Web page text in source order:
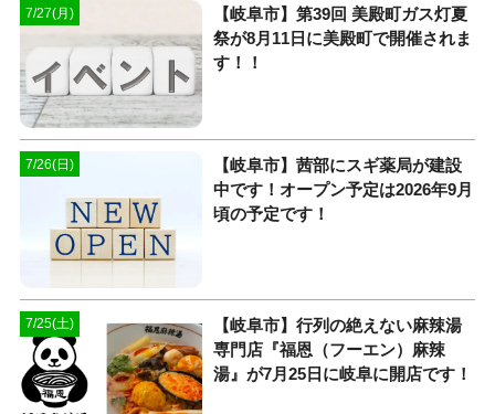
7/27(月)
【岐阜市】第39回 美殿町ガス灯夏
祭が8月11日に美殿町で開催されま
す！！
7/26(日)
【岐阜市】茜部にスギ薬局が建設
中です！オープン予定は2026年9月
頃の予定です！
7/25(土)
【岐阜市】行列の絶えない麻辣湯
専門店『福恩（フーエン）麻辣
湯』が7月25日に岐阜に開店です！